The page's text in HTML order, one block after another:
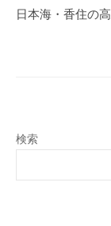
ー
日本海・香住の
検索